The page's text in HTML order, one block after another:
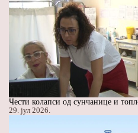
Чести колапси од сунчанице и
29. јул 2026.